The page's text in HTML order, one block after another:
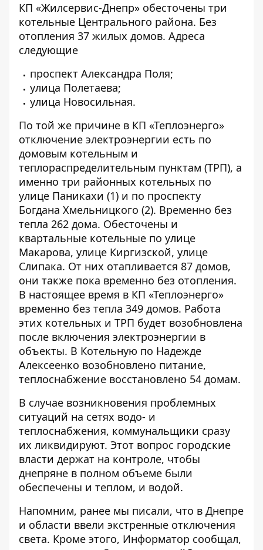
КП «Жилсервис-Днепр» обесточены три
котельные Центрального района. Без
отопления 37 жилых домов. Адреса
следующие
проспект Александра Поля;
улица Полетаева;
улица Новосильная.
По той же причине в КП «Теплоэнерго»
отключение электроэнергии есть по
домовым котельным и
теплораспределительным пунктам (ТРП), а
именно три районных котельных по
улице Паникахи (1) и по проспекту
Богдана Хмельницкого (2). Временно без
тепла 262 дома. Обесточены и
квартальные котельные по улице
Макарова, улице Киргизской, улице
Слипака. От них отапливается 87 домов,
они также пока временно без отопления.
В настоящее время в КП «Теплоэнерго»
временно без тепла 349 домов. Работа
этих котельных и ТРП будет возобновлена
после включения электроэнергии в
объекты. В Котельную по Надежде
Алексеенко возобновлено питание,
теплоснабжение восстановлено 54 домам.
В случае возникновения проблемных
ситуаций на сетях водо- и
теплоснабжения, коммунальщики сразу
их ликвидируют. Этот вопрос городские
власти держат на контроле, чтобы
днепряне в полном объеме были
обеспечены и теплом, и водой.
Напомним, ранее мы писали, что в Днепре
и области ввели экстренные отключения
света. Кроме этого, Информатор сообщал,